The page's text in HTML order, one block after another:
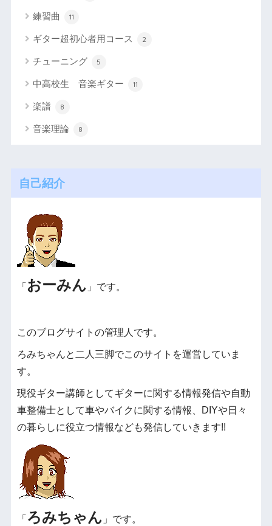
練習曲 11
ギター超初心者用コース 2
チューニング 5
中高校生 音楽ギター 11
楽譜 8
音楽理論 8
自己紹介
「 おーみん 」です。
このブログサイトの管理人です。
ろみちゃんと二人三脚でこのサイトを運営していま
す。
現役ギター講師としてギターに関する情報発信や自動
車整備士として車やバイクに関する情報、DIYや日々
の暮らしに役立つ情報なども発信していきます!!
「 ろみちゃん 」です。